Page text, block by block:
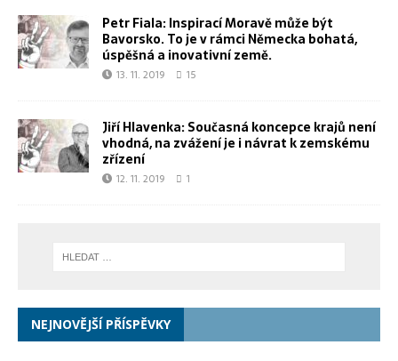
Petr Fiala: Inspirací Moravě může být
Bavorsko. To je v rámci Německa bohatá,
úspěšná a inovativní země.
13. 11. 2019 15
Jiří Hlavenka: Současná koncepce krajů není
vhodná, na zvážení je i návrat k zemskému
zřízení
12. 11. 2019 1
NEJNOVĚJŠÍ PŘÍSPĚVKY